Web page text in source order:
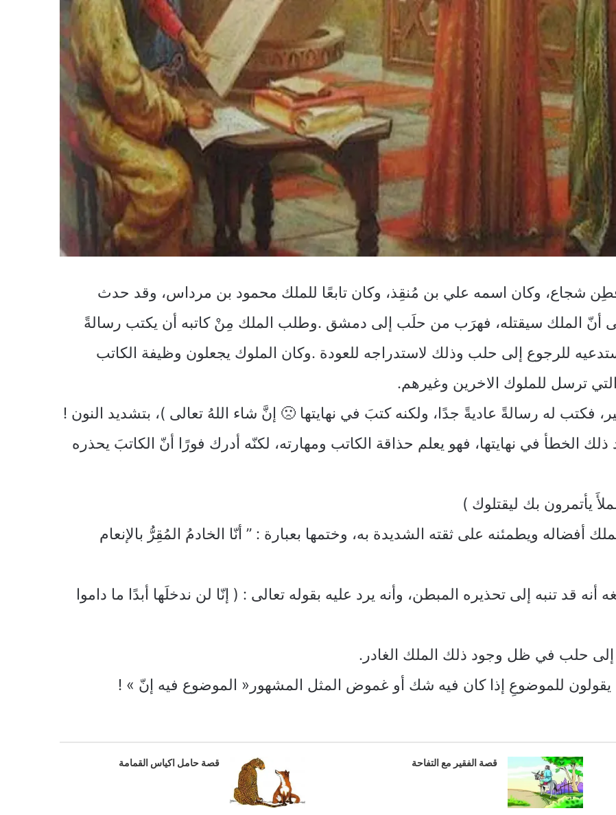
شجاع، وكان اسمه علي بن مُنقِذ، وكان تابعًا للملك محمود بن مرداس، وقد حدث
أنّ الملك سيقتله، فهرَب من حلَب إلى دمشق .وطلب الملك مِنْ كاتبه أن يكتب رسالةً
للرجوع إلى حلب وذلك لاستدراجه للعودة .وكان الملوك يجعلون وظيفة الكاتب
ترسل للملوك الاخرين وغيرهم.
فكتب له رسالةً عاديةً جدًا، ولكنه كتبَ في نهايتها 🙁 إنَّ شاء اللهُ تعالى )، بتشديد النون !
ذلك الخطأ في نهايتها، فهو يعلم حذاقة الكاتب ومهارته، لكنّه أدرك فورًا أنّ الكاتبَ يحذره
يأتمرون بك ليقتلوك )
أفضاله ويطمئنه على ثقته الشديدة به، وختمها بعبارة : ” أنّا الخادمُ المُقِرُّ بالإنعام
أنه قد تنبه إلى تحذيره المبطن، وأنه يرد عليه بقوله تعالى : ( إنّا لن ندخلَها أبدًا ما داموا
إلى حلب في ظل وجود ذلك الملك الغادر.
يقولون للموضوعِ إذا كان فيه شك أو غموض المثل المشهور« الموضوع فيه إنّ » !
قصة الفقير مع التفاحة قصة حامل اكياس القمامة